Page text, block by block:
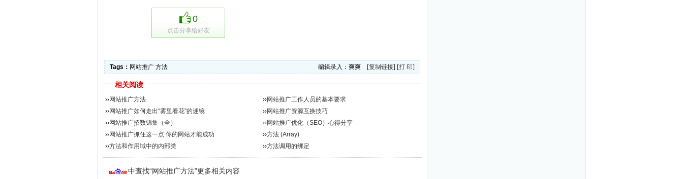
0
点击分享给好友
Tags： 网站推广 方法 编辑录入：爽爽 [复制链接] [打 印]
相关阅读
››网站推广方法 ››网站推广工作人员的基本要求
››网站推广如何走出“雾里看花”的迷镜 ››网站推广资源互换技巧
››网站推广招数锦集（全） ››网站推广优化（SEO）心得分享
››网站推广抓住这一点 你的网站才能成功 ››方法 (Array)
››方法和作用域中的内部类 ››方法调用的绑定
中查找“网站推广方法”更多相关内容